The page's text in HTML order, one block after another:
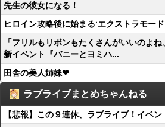
先生の彼女になる！
ヒロイン攻略後に始まる‘エクストラモード
「フリルもリボンもたくさんがいいのよ
新イベント『バニーとヨミハ...
田舎の美人姉妹❤
ラブライブまとめちゃんねる
【悲報】この９連休、ラブライブ！イベ